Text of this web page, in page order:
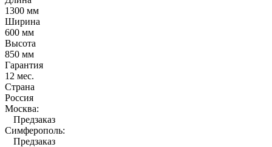
1300 мм
Ширина
600 мм
Высота
850 мм
Гарантия
12 мес.
Страна
Россия
Москва:
Предзаказ
Симферополь:
Предзаказ